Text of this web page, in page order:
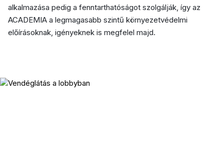
alkalmazása pedig a fenntarthatóságot szolgálják, így az
ACADEMIA a legmagasabb szintű környezetvédelmi
előírásoknak, igényeknek is megfelel majd.